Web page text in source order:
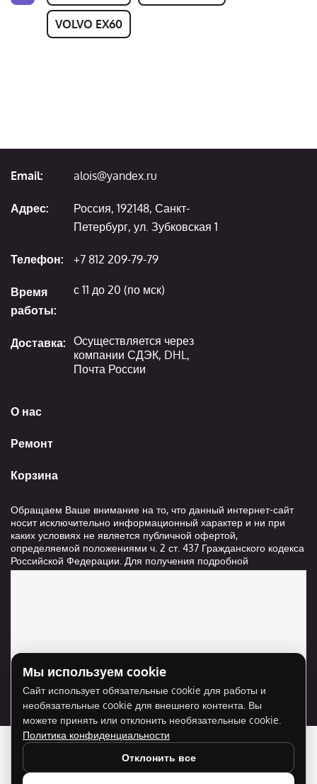
VOLVO EX60
О нас
Ремонт
Корзина
Email: alois@yandex.ru
Адрес:
Россия, 192148, Санкт-
Петербург, ул. Зубковская 1
Телефон: +7 812 209-79-79
Время
работы:
с 11 до 20 (по мск)
Доставка: Осуществляется через
компании СДЭК, DHL,
Почта России
Обращаем Ваше внимание на то, что данный интернет-сайт
носит исключительно информационный характер и ни при
каких условиях не является публичной офертой,
определяемой положениями ч. 2 ст. 437 Гражданского кодекса
Российской Федерации. Для получения подробной
информации о стоимости и сроках выполнения услуг,
Для отображения карты нужно разрешить
использование cookie для внешнего контента.
Разрешить cookie
Мы используем cookie
Сайт использует обязательные cookie для работы и
необязательные cookie для внешнего контента. Вы
можете принять или отклонить необязательные cookie.
Политика конфиденциальности
Отклонить все